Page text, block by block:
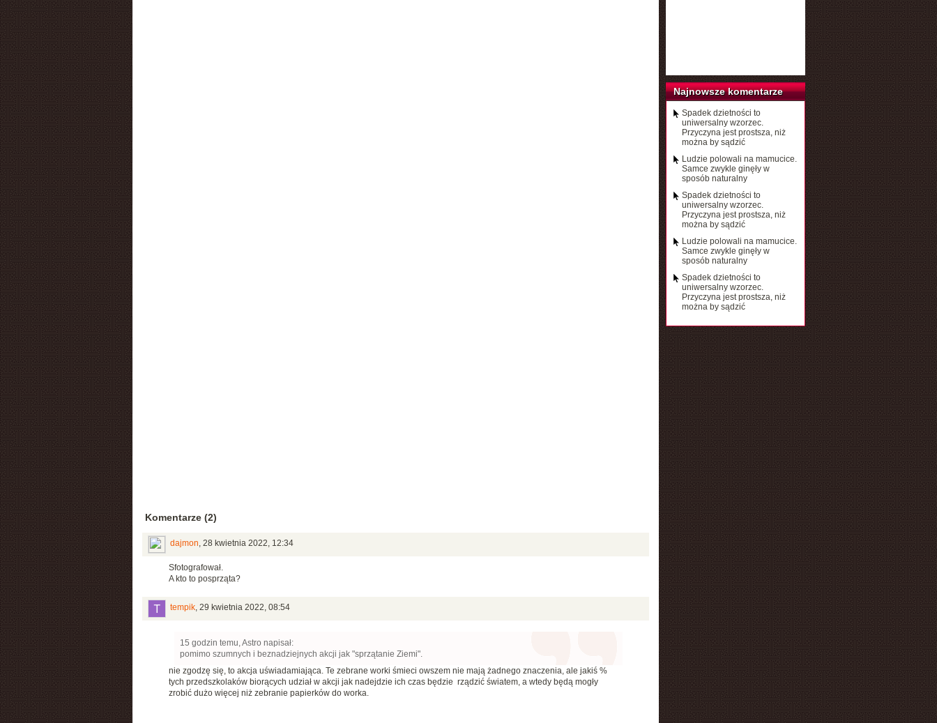
Komentarze (2)
dajmon, 28 kwietnia 2022, 12:34
Sfotografował.
A kto to posprząta?
tempik, 29 kwietnia 2022, 08:54
15 godzin temu, Astro napisał:
pomimo szumnych i beznadziejnych akcji jak "sprzątanie Ziemi".
nie zgodzę się, to akcja uświadamiająca. Te zebrane worki śmieci owszem nie mają żadnego znaczenia, ale jakiś %
tych przedszkolaków biorących udział w akcji jak nadejdzie ich czas będzie rządzić światem, a wtedy będą mogły
zrobić dużo więcej niż zebranie papierków do worka.
Najnowsze komentarze
Spadek dzietności to
uniwersalny wzorzec.
Przyczyna jest prostsza, niż
można by sądzić
Ludzie polowali na mamucice.
Samce zwykle ginęły w
sposób naturalny
Spadek dzietności to
uniwersalny wzorzec.
Przyczyna jest prostsza, niż
można by sądzić
Ludzie polowali na mamucice.
Samce zwykle ginęły w
sposób naturalny
Spadek dzietności to
uniwersalny wzorzec.
Przyczyna jest prostsza, niż
można by sądzić